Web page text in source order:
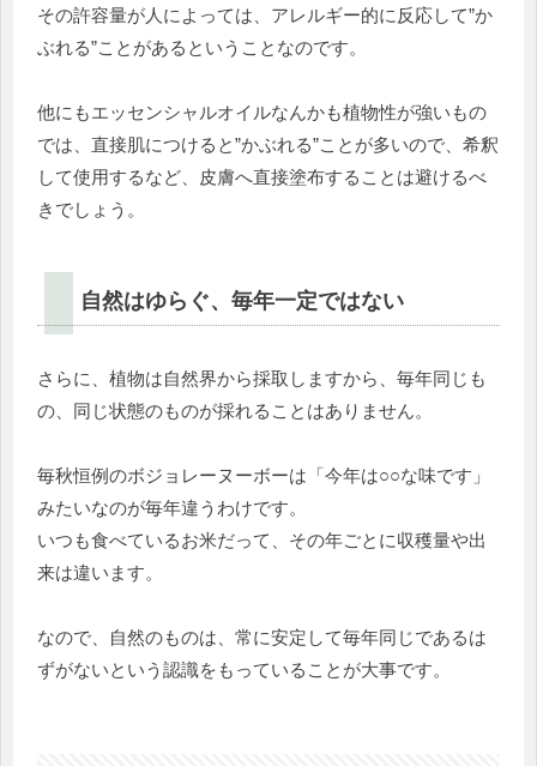
その許容量が人によっては、アレルギー的に反応して”か
ぶれる”ことがあるということなのです。
他にもエッセンシャルオイルなんかも植物性が強いもの
では、直接肌につけると”かぶれる”ことが多いので、希釈
して使用するなど、皮膚へ直接塗布することは避けるべ
きでしょう。
自然はゆらぐ、毎年一定ではない
さらに、植物は自然界から採取しますから、毎年同じも
の、同じ状態のものが採れることはありません。
毎秋恒例のボジョレーヌーボーは「今年は○○な味です」
みたいなのが毎年違うわけです。
いつも食べているお米だって、その年ごとに収穫量や出
来は違います。
なので、自然のものは、常に安定して毎年同じであるは
ずがないという認識をもっていることが大事です。